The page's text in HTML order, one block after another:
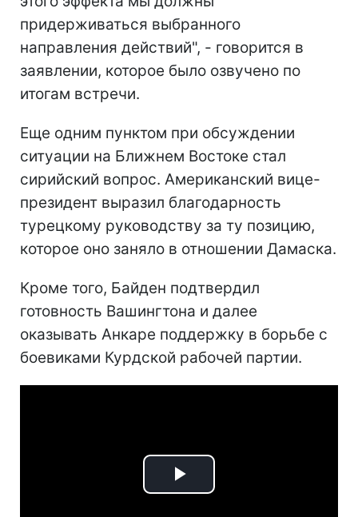
придерживаться выбранного
направления действий", - говорится в
заявлении, которое было озвучено по
итогам встречи.
Еще одним пунктом при обсуждении
ситуации на Ближнем Востоке стал
сирийский вопрос. Американский вице-
президент выразил благодарность
турецкому руководству за ту позицию,
которое оно заняло в отношении Дамаска.
Кроме того, Байден подтвердил
готовность Вашингтона и далее
оказывать Анкаре поддержку в борьбе с
боевиками Курдской рабочей партии.
Play